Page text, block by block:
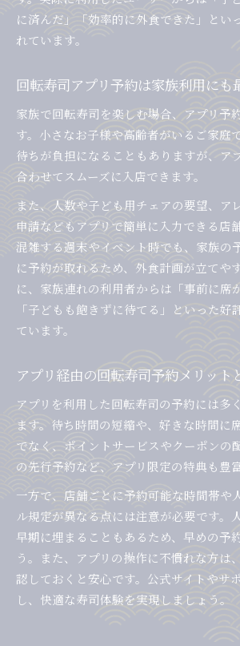
に済んだ」「効率的に外食できた」とい
れています。
回転寿司アプリ予約は家族利用にも
家族で回転寿司を楽しむ場合、アプリ予
す。小さなお子様や高齢者がいるご家庭
待ちが負担になることもありますが、ア
合わせてスムーズに入店できます。
また、人数や子ども用チェアの要望、ア
申請などもアプリで簡単に入力できる店
混雑する週末やイベント時でも、家族の
に予約が取れるため、外食計画が立てや
に、家族連れの利用者からは「事前に席
「子どもも飽きずに待てる」といった好
ています。
アプリ経由の回転寿司予約メリット
アプリを利用した回転寿司の予約には多
ます。待ち時間の短縮や、好きな時間に
でなく、ポイントサービスやクーポンの
の先行予約など、アプリ限定の特典も豊富
一方で、店舗ごとに予約可能な時間帯や
ル規定が異なる点には注意が必要です。
早期に埋まることもあるため、早めの予
う。また、アプリの操作に不慣れな方は
認しておくと安心です。公式サイトやサ
し、快適な寿司体験を実現しましょう。